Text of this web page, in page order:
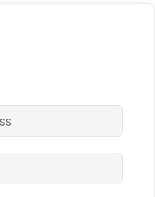
Lost your password?